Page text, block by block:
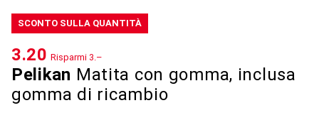
SCONTO SULLA QUANTITÀ
Pelikan Matita con gomma, inclusa
gomma di ricambio
CHF
3.20 Risparmi CHF
3.–